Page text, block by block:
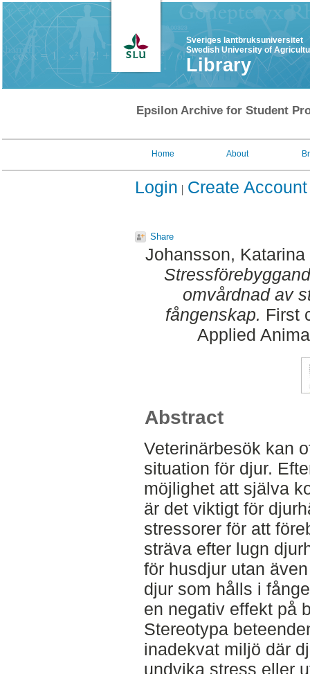
Sveriges lantbruksuniversitet
Swedish University of
Library
Epsilon Archive for Student
Home About
Login Create Account
Share
Johansson, Katarina
omvårdnad av
fångenskap. First
Applied
Abstract
Veterinärbesök kan
situation för djur.
möjlighet att själva
är det viktigt för
stressorer för att
sträva efter lugn
för husdjur utan
djur som hålls i
en negativ effekt på
Stereotypa
inadekvat miljö där
undvika stress eller